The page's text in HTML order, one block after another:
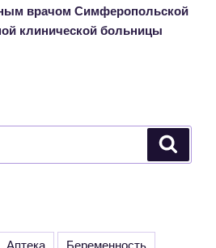
врачом Симферопольской
клинической больницы
Аптека
Беременность